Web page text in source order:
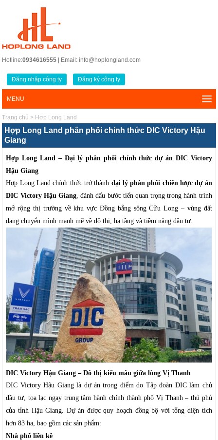
Hotline:0934616555 | Email: info@hoplongland.com
Đăng nhập công ty Đăng ký công ty
MENU
Trang chủ > Hợp Long Land
Hợp Long Land phân phối chính thức DIC Victory Hậu
Giang
Hợp Long Land – Đại lý phân phối chính thức dự án DIC Victory
Hậu Giang
Hợp Long Land chính thức trở thành đại lý phân phối chiến lược dự án
DIC Victory Hậu Giang, đánh dấu bước tiến quan trọng trong hành trình
mở rộng thị trường về khu vực Đồng bằng sông Cửu Long – vùng đất
đang chuyển mình mạnh mẽ về đô thị, hạ tầng và tiềm năng đầu tư.
DIC Victory Hậu Giang – Đô thị kiểu mẫu giữa lòng Vị Thanh
DIC Victory Hậu Giang là dự án trọng điểm do Tập đoàn DIC làm chủ
đầu tư, tọa lạc ngay trung tâm hành chính thành phố Vị Thanh – thủ phủ
của tỉnh Hậu Giang. Dự án được quy hoạch đồng bộ với tổng diện tích
hơn 83 ha, bao gồm các sản phẩm:
Nhà phố liền kề